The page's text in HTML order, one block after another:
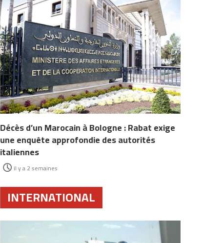
Décès d’un Marocain à Bologne : Rabat exige
une enquête approfondie des autorités
italiennes
il y a 2 semaines
INTERNATIONAL